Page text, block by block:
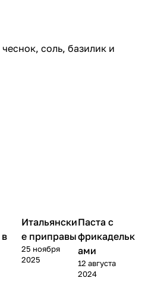
соль, базилик и
Кухня
Итальянски
е приправы
25 ноября
2025
Кухня
Паста с
фрикадельк
ами
12 августа
2024